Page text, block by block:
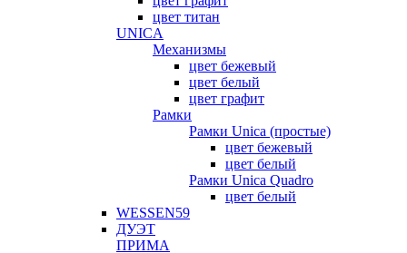
цвет титан
UNICA
Механизмы
цвет бежевый
цвет белый
цвет графит
Рамки
Рамки Unica (простые)
цвет бежевый
цвет белый
Рамки Unica Quadro
цвет белый
WESSEN59
ДУЭТ
ПРИМА